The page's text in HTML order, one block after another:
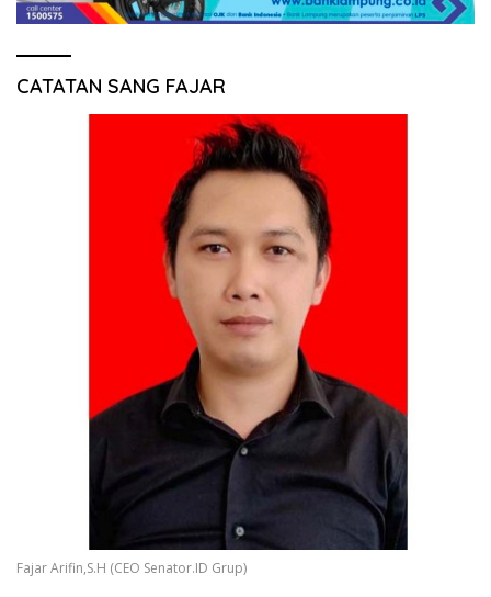
CATATAN SANG FAJAR
Fajar Arifin,S.H (CEO Senator.ID Grup)